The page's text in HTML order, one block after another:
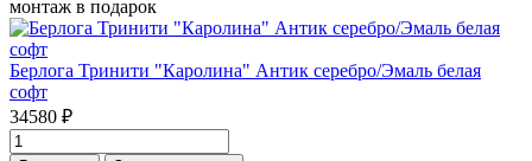
монтаж в подарок
Берлога Тринити "Каролина" Антик серебро/Эмаль белая
софт
34580 ₽